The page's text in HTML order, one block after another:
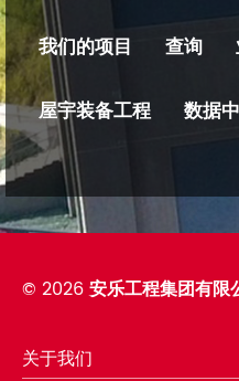
我们的项目 查询
屋宇装备工程 数据
© 2026安乐工程集团有限
关于我们